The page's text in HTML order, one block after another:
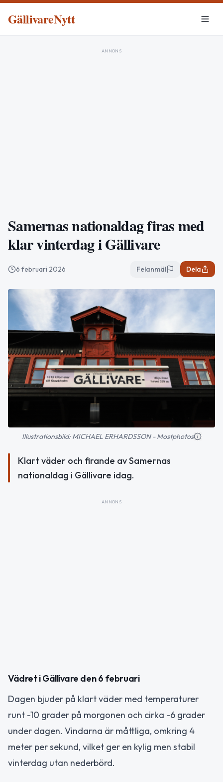
GällivareNytt
ANNONS
Samernas nationaldag firas med
klar vinterdag i Gällivare
6 februari 2026 Felanmäl Dela
Illustrationsbild: MICHAEL ERHARDSSON - Mostphotos
Klart väder och firande av Samernas
nationaldag i Gällivare idag.
ANNONS
Vädret i Gällivare den 6 februari
Dagen bjuder på klart väder med temperaturer
runt -10 grader på morgonen och cirka -6 grader
under dagen. Vindarna är måttliga, omkring 4
meter per sekund, vilket ger en kylig men stabil
vinterdag utan nederbörd.